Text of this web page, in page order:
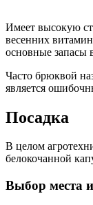
Имеет высокую
весенних
основные запасы
Часто брюквой
является
Посадка
В целом
белокочанной
Выбор места